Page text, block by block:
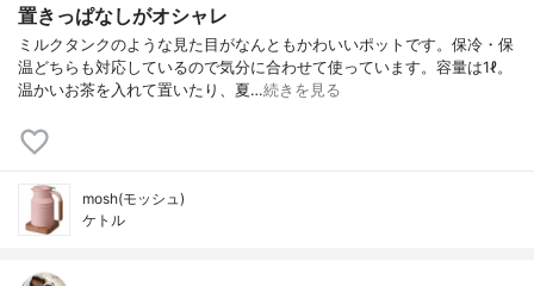
置きっぱなしがオシャレ
ミルクタンクのような見た目がなんともかわいいポットです。保冷・保
温どちらも対応しているので気分に合わせて使っています。容量は1ℓ。
温かいお茶を入れて置いたり、夏…続きを見る
mosh(モッシュ)
ケトル